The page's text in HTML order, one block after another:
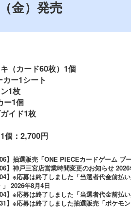
金）発売
（カード60枚）1個
/マーカー1シート
コイン1枚
ー1個
イド1枚
個：2,700円
】抽選販売「ONE PIECEカードゲーム ブ
】神戸三宮店営業時間変更のお知らせ
】※応募は終了しました「当選者代金前
2026年8月4日
】※応募は終了しました「当選者代金前
】※応募は終了しました抽選販売「ポケ